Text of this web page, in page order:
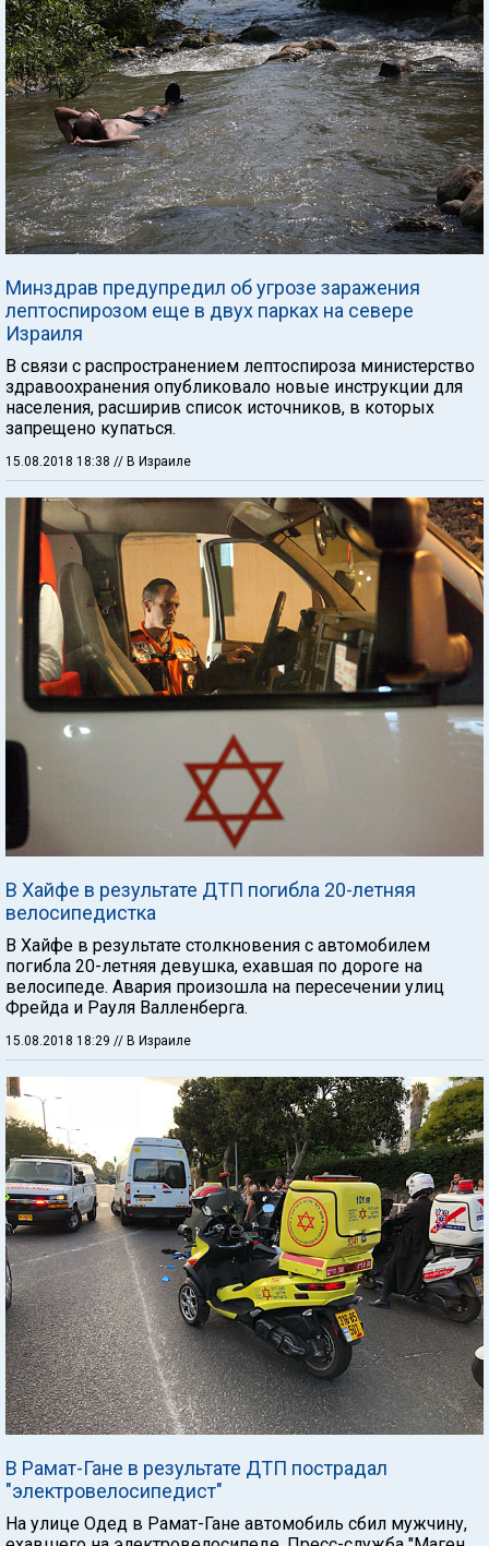
Минздрав предупредил об угрозе заражения
лептоспирозом еще в двух парках на севере
Израиля
В связи с распространением лептоспироза министерство
здравоохранения опубликовало новые инструкции для
населения, расширив список источников, в которых
запрещено купаться.
15.08.2018 18:38 // В Израиле
В Хайфе в результате ДТП погибла 20-летняя
велосипедистка
В Хайфе в результате столкновения с автомобилем
погибла 20-летняя девушка, ехавшая по дороге на
велосипеде. Авария произошла на пересечении улиц
Фрейда и Рауля Валленберга.
15.08.2018 18:29 // В Израиле
В Рамат-Гане в результате ДТП пострадал
"электровелосипедист"
На улице Одед в Рамат-Гане автомобиль сбил мужчину,